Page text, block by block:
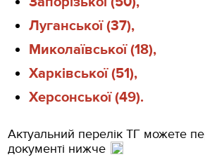
Луганської (37),
Миколаївської (18),
Харківської (51),
Херсонської (49).
Актуальний перелік ТГ можете
документі нижче